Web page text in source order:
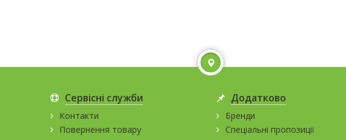
Сервісні служби
Контакти
Повернення товару
Додатково
Бренди
Спеціальні пропозиції